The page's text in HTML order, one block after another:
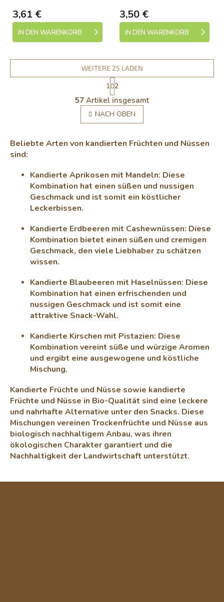
3,61 €
IN DEN WARENKORB
3,50 €
IN DEN WARENKORB
S
t
e
u
r
e
m
e
n
d
e
r
L
t
e
WEITERE 25 LADEN
P
a
g
i
n
i
r
u
1 2
57 Artikel insgesamt
NACH OBEN
Beliebte Arten von kandierten Früchten und Nüssen
sind:
Kandierte Aprikosen mit Mandeln: Diese
Kombination hat einen süßen und nussigen
Geschmack und ist somit ein köstlicher
Leckerbissen.
Kandierte Erdbeeren mit Cashewnüssen: Diese
Kombination bietet einen süßen und cremigen
Geschmack, den viele Liebhaber zu schätzen
wissen.
Kandierte Blaubeeren mit Haselnüssen: Diese
Kombination hat einen erfrischenden und
nussigen Geschmack und ist somit eine
attraktive Snack-Wahl.
Kandierte Kirschen mit Pistazien: Diese
Kombination vereint süße und würzige Aromen
und ergibt eine ausgewogene und köstliche
Mischung.
Kandierte Früchte und Nüsse sowie kandierte
Früchte und Nüsse in Bio-Qualität sind eine leckere
und nahrhafte Alternative unter den Snacks. Diese
Mischungen vereinen Trockenfrüchte und Nüsse aus
biologisch nachhaltigem Anbau, was ihren
ökologischen Charakter garantiert und die
Nachhaltigkeit der Landwirtschaft unterstützt.